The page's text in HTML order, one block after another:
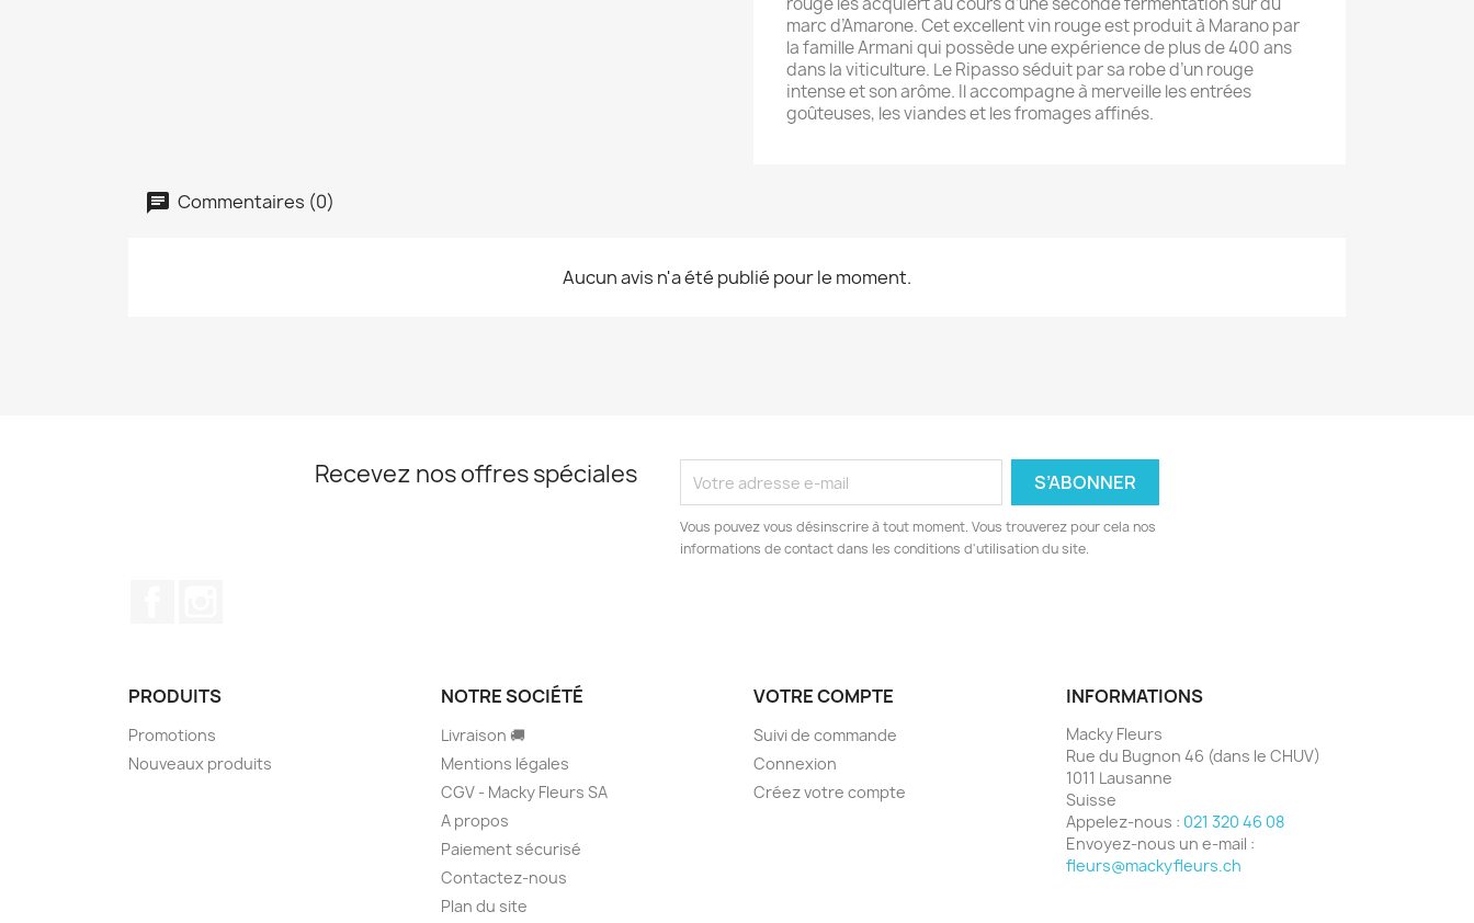
marc d’Amarone. Cet excellent vin rouge est produit à Marano par
la famille Armani qui possède une expérience de plus de 400 ans
dans la viticulture. Le Ripasso séduit par sa robe d’un rouge
intense et son arôme. Il accompagne à merveille les entrées
goûteuses, les viandes et les fromages affinés.
Commentaires (0)
Aucun avis n'a été publié pour le moment.
Recevez nos offres spéciales
Vous pouvez vous désinscrire à tout moment. Vous trouverez pour cela nos
informations de contact dans les conditions d'utilisation du site.
PRODUITS
Promotions
Nouveaux produits
NOTRE SOCIÉTÉ
Livraison 🚚
Mentions légales
CGV - Macky Fleurs SA
A propos
Paiement sécurisé
Contactez-nous
Plan du site
VOTRE COMPTE
Suivi de commande
Connexion
Créez votre compte
INFORMATIONS
Macky Fleurs
Rue du Bugnon 46 (dans le CHUV)
1011 Lausanne
Suisse
Appelez-nous : 021 320 46 08
Envoyez-nous un e-mail :
fleurs@mackyfleurs.ch